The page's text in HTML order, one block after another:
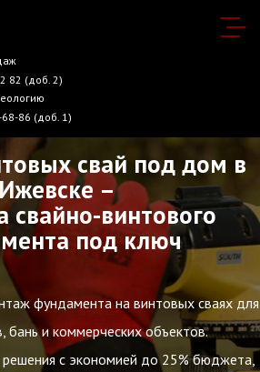
82 (доб. 2)
86 (доб. 1)
свай под дом в
Ижевске –
свайно-винтового
под ключ
фундамента на винтовых сваях для
бань и коммерческих объектов.
с экономией до 25% бюджета,